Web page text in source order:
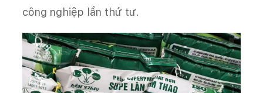
công nghiệp lần thứ tư.